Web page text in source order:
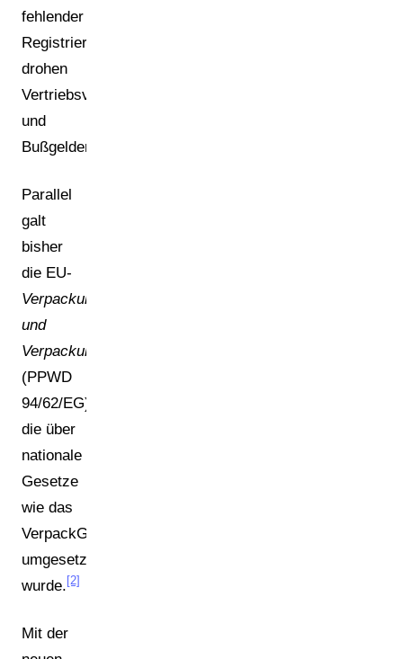
fehlender
Registrierung
drohen
Vertriebsverbot
und
Bußgelder
Parallel
galt
bisher
die EU-
Verpackungs-
und
Verpackungsabfallrichtlinie
(PPWD
94/62/EG),
die über
nationale
Gesetze
wie das
VerpackG
umgesetzt
wurde. [2]
Mit der